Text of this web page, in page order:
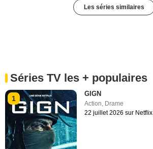
Les séries similaires
Séries TV les + populaires
1
GIGN
Action Drame
22 juillet 2026 sur Netflix